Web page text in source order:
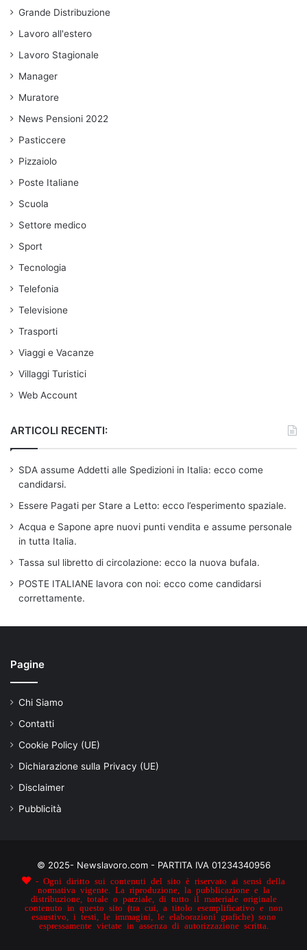
Grande Distribuzione
Lavoro all'estero
Lavoro Stagionale
Manager
Muratore
News Pensioni 2022
Pasticcere
Pizzaiolo
Poste Italiane
Scuola
Settore medico
Sport
Tecnologia
Telefonia
Televisione
Trasporti
Viaggi e Vacanze
Villaggi Turistici
Web Account
ARTICOLI RECENTI:
SDA assume Addetti alle Spedizioni in Italia: ecco come
candidarsi.
Essere Pagati per Stare a Letto: ecco l’esperimento spaziale.
Acqua e Sapone apre nuovi punti vendita e assume personale
in tutta Italia.
Tassa sul libretto di circolazione: ecco la nuova bufala.
POSTE ITALIANE lavora con noi: ecco come candidarsi
correttamente.
Pagine
Chi Siamo
Contatti
Cookie Policy (UE)
Dichiarazione sulla Privacy (UE)
Disclaimer
Pubblicità
© 2025- Newslavoro.com - PARTITA IVA 01234340956
- Ogni diritto sui contenuti del sito è riservato ai sensi della
normativa vigente. La riproduzione, la pubblicazione e la
distribuzione, totale o parziale, di tutto il materiale originale
contenuto in questo sito (tra cui, a titolo esemplificativo e non
esaustivo, i testi, le immagini, le elaborazioni grafiche) sono
espressamente vietate in assenza di autorizzazione scritta.